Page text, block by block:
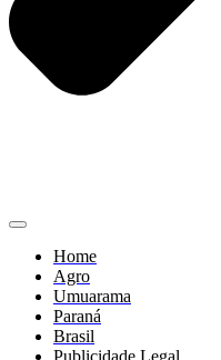
Home
Agro
Umuarama
Paraná
Brasil
Publicidade Legal